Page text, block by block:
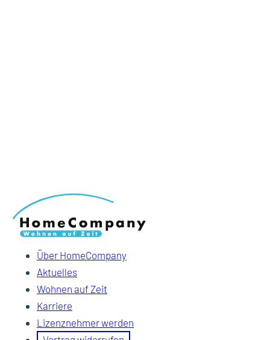
Über HomeCompany
Aktuelles
Wohnen auf Zeit
Karriere
Lizenznehmer werden